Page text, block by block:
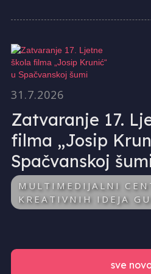
31.7.2026
Zatvaranje 17.
filma „Josip
Spačvanskoj
MULTIMEDIJALNI
KREATIVNIH IDEJA
sve